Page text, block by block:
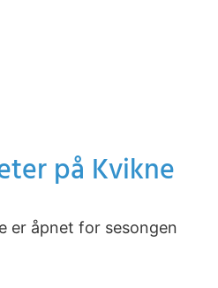
på Kvikne
er åpnet for sesongen